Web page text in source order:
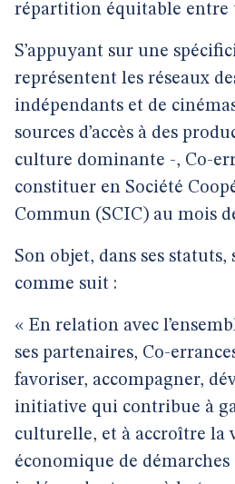
répartition équitable entre
S’appuyant sur une
représentent les réseaux
indépendants et de cinémas
sources d’accès à des
culture dominante -, Co-
constituer en Société
Commun (SCIC) au mois
Son objet, dans ses statuts,
comme suit :
« En relation avec
ses partenaires, Co-
favoriser, accompagner,
initiative qui contribue à
culturelle, et à accroître la
économique de